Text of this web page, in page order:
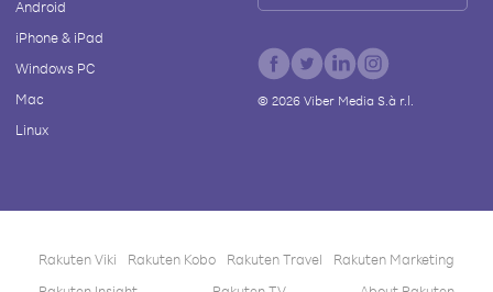
Android
iPhone & iPad
Windows PC
Mac
Linux
© 2026Viber Media S.à r.l.
Rakuten Viki Rakuten Kobo Rakuten Travel
Rakuten Marketing